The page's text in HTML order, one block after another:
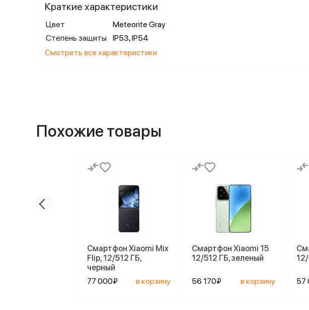
Краткие характеристики
Цвет
Meteorite Gray
Степень защиты
IP53, IP54
Смотреть все характеристики
Похожие товары
Смартфон Xiaomi Mix
Flip, 12/512 ГБ,
черный
77 000₽
в корзину
Смартфон Xiaomi 15
12/512 ГБ, зеленый
56 170₽ в корзину 57